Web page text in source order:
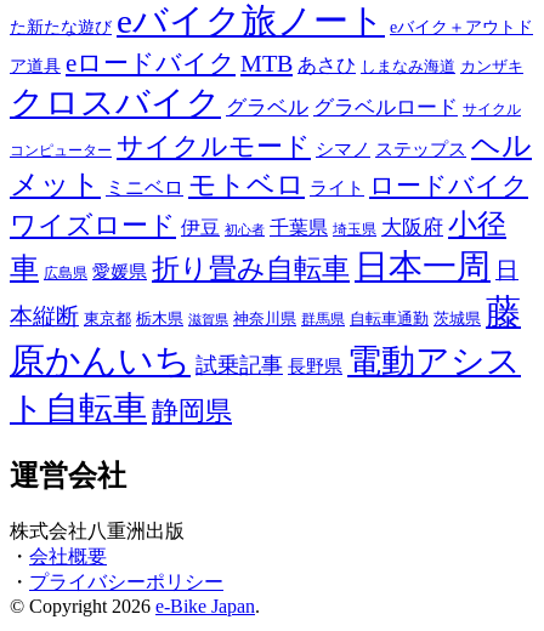
た新たな遊び eバイク旅ノート
eバイク＋アウトド
ア道具 eロードバイク MTB あさひ しまなみ海道 カンザキ
クロスバイク グラベル グラベルロード サイクル
コンピューター サイクルモード シマノ ステップス ヘル
メット
ミニベロ モトベロ ライト
ロードバイク
ワイズロード 伊豆 初心者 千葉県 埼玉県 大阪府 小径
車 広島県 愛媛県 折り畳み自転車 日本一周
日
本縦断 東京都 栃木県 滋賀県 神奈川県 群馬県 自転車通勤 茨城県 藤
原かんいち 試乗記事 長野県 電動アシス
ト自転車 静岡県
運営会社
株式会社八重洲出版
・ 会社概要
・ プライバシーポリシー
© Copyright 2026 e-Bike Japan.